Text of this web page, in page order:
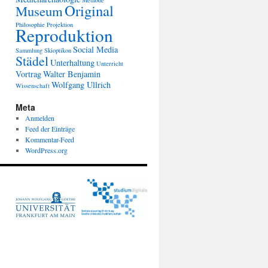
MuseumOriginal
Philosophie Projektion
Reproduktion
Sammlung Skioptikon Social Media
StädelUnterhaltung Unterricht
VortragWalter Benjamin
Wissenschaft Wolfgang Ullrich
Meta
Anmelden
Feed der Einträge
Kommentar-Feed
WordPress.org